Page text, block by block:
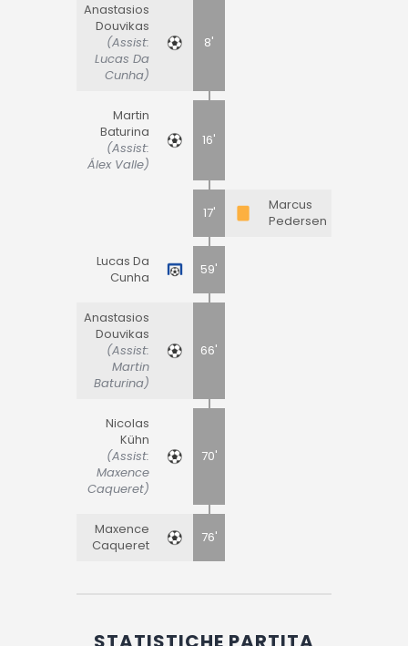
Anastasios
Douvikas
(Assist:
Lucas Da
Cunha)
8'
Martin
Baturina
(Assist:
Álex Valle)
16'
17'
Marcus
Pedersen
Lucas Da
Cunha
59'
Anastasios
Douvikas
(Assist:
Martin
Baturina)
66'
Nicolas
Kühn
(Assist:
Maxence
Caqueret)
70'
Maxence
Caqueret
76'